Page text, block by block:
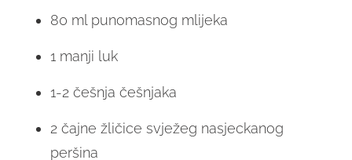
80 ml punomasnog mlijeka
1 manji luk
1-2 češnja češnjaka
2 čajne žličice svježeg nasjeckanog
peršina